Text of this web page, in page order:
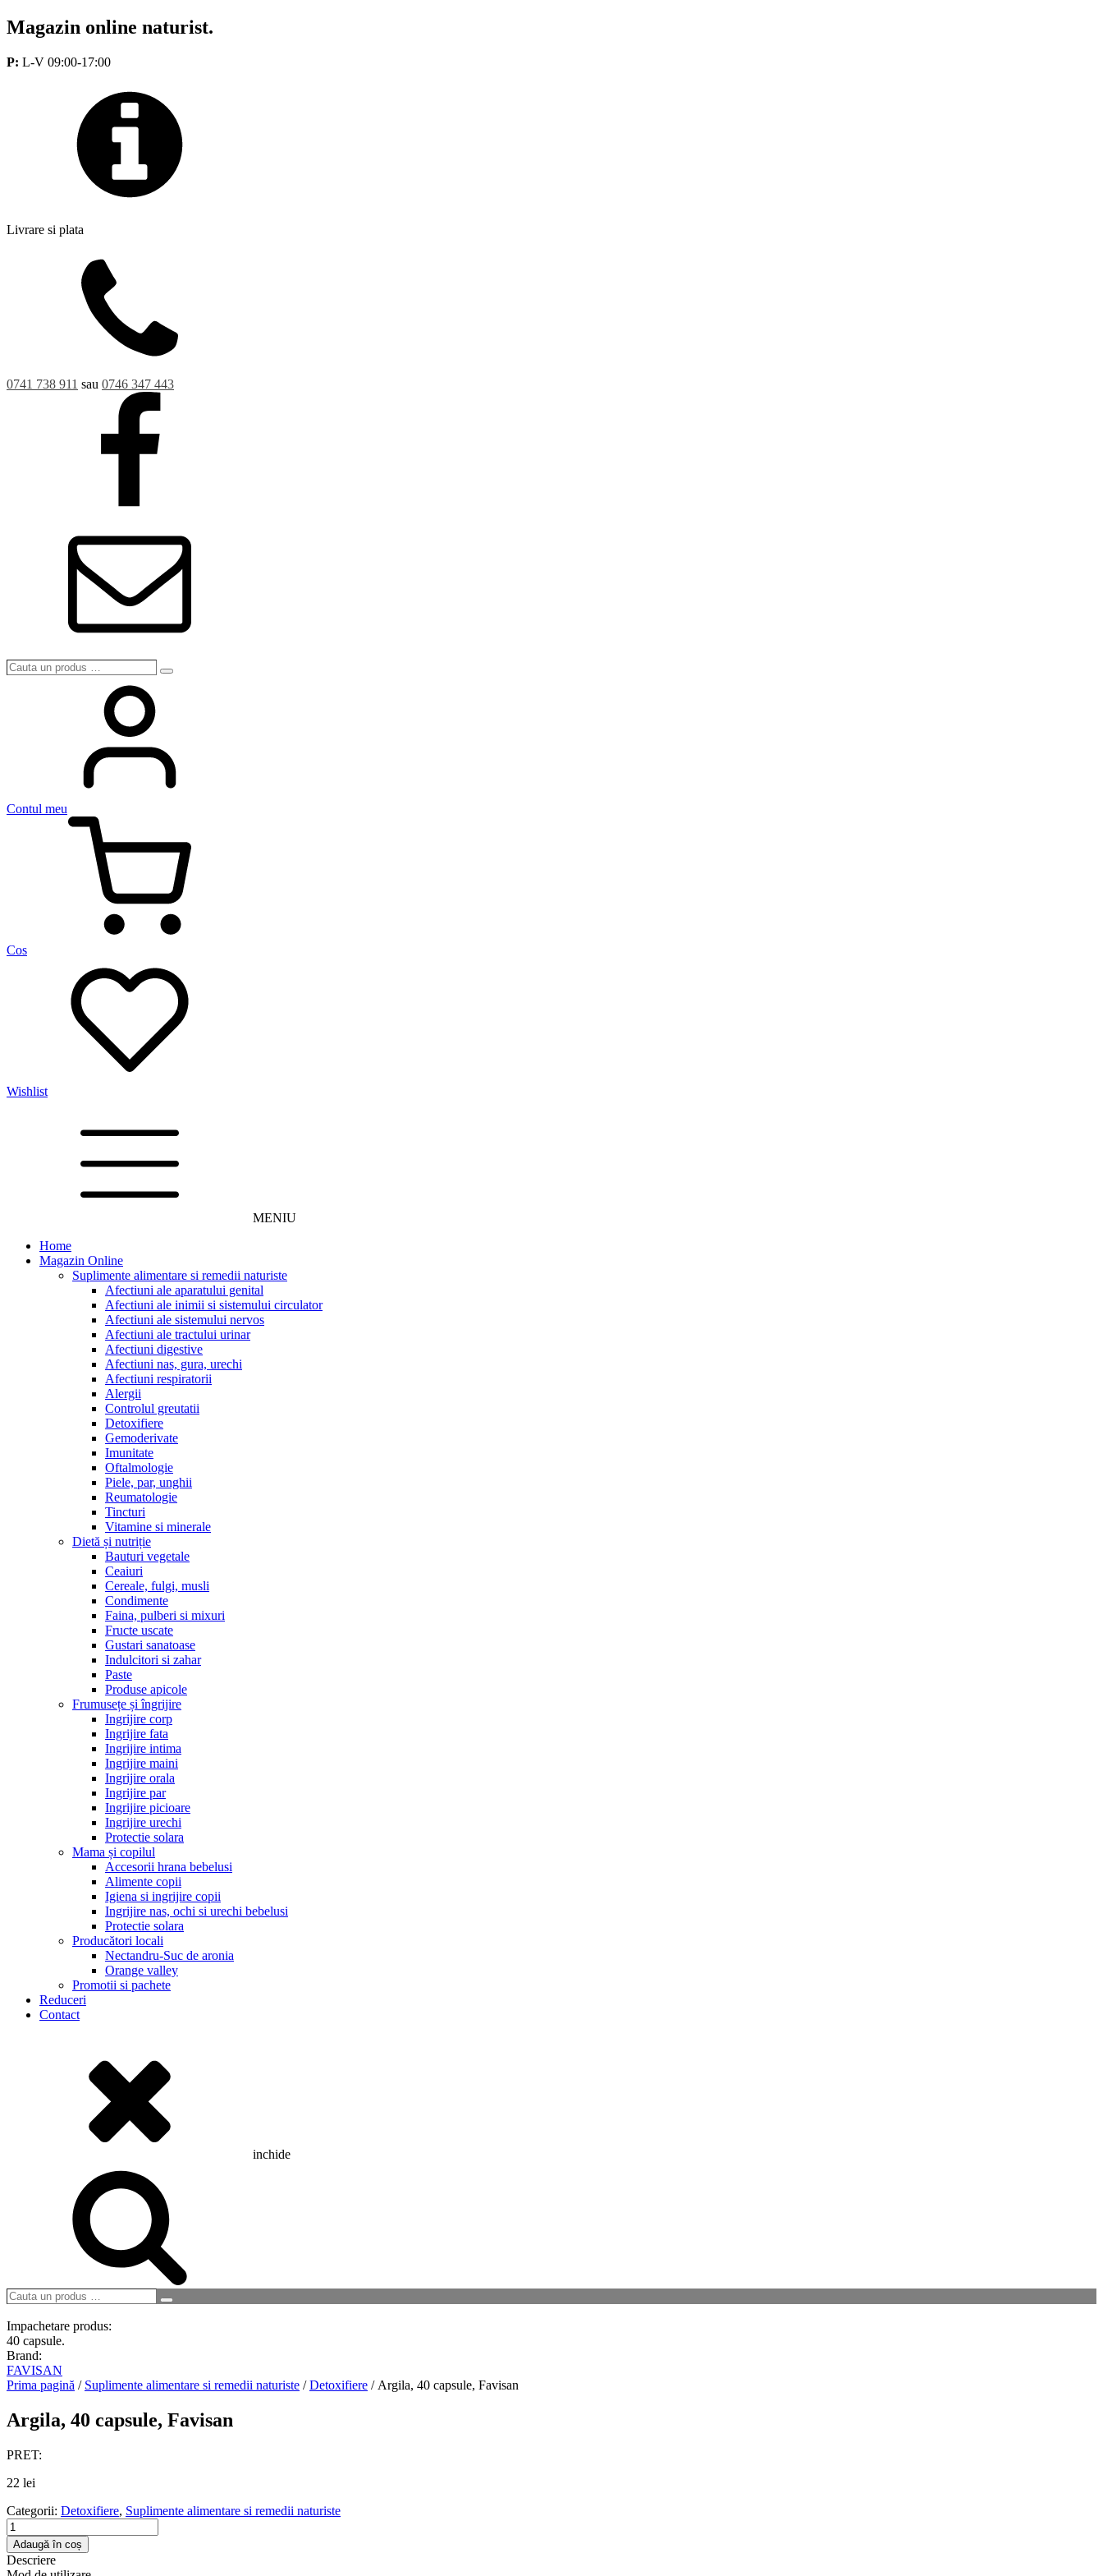
Magazin online naturist.
P: L-V 09:00-17:00
Livrare si plata
0741 738 911 sau 0746 347 443
Cauta
Search
Contul meu
Cos
Wishlist
MENIU
Home
Magazin Online
Suplimente alimentare si remedii naturiste
Afectiuni ale aparatului genital
Afectiuni ale inimii si sistemului circulator
Afectiuni ale sistemului nervos
Afectiuni ale tractului urinar
Afectiuni digestive
Afectiuni nas, gura, urechi
Afectiuni respiratorii
Alergii
Controlul greutatii
Detoxifiere
Gemoderivate
Imunitate
Oftalmologie
Piele, par, unghii
Reumatologie
Tincturi
Vitamine si minerale
Dietă și nutriție
Bauturi vegetale
Ceaiuri
Cereale, fulgi, musli
Condimente
Faina, pulberi si mixuri
Fructe uscate
Gustari sanatoase
Indulcitori si zahar
Paste
Produse apicole
Frumusețe și îngrijire
Ingrijire corp
Ingrijire fata
Ingrijire intima
Ingrijire maini
Ingrijire orala
Ingrijire par
Ingrijire picioare
Ingrijire urechi
Protectie solara
Mama și copilul
Accesorii hrana bebelusi
Alimente copii
Igiena si ingrijire copii
Ingrijire nas, ochi si urechi bebelusi
Protectie solara
Producători locali
Nectandru-Suc de aronia
Orange valley
Promotii si pachete
Reduceri
Contact
inchide
Cauta
produs
…
Search
Impachetare produs:
40 capsule.
Brand:
FAVISAN
Prima pagină / Suplimente alimentare si remedii naturiste /Detoxifiere / Argila, 40 capsule, Favisan
Argila, 40 capsule, Favisan
PRET:
22 lei
Categorii: Detoxifiere, Suplimente alimentare si remedii naturiste
Cantitate
Argila,
40
capsule,
Adaugă în coș
Descriere